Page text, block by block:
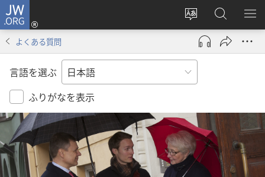
JW.ORG
サ
イ
ト
の
言
を
変
え
る
ロ
グ
ン
し
タ
ブ
で
開
く）
JW.ORG
の
検
メ
を
よくある質問
言語を選ぶ
ふりがなを表示